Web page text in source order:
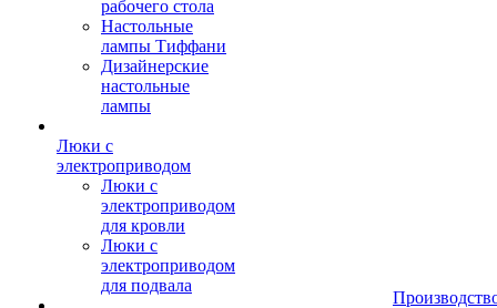
рабочего стола
Настольные
лампы Тиффани
Дизайнерские
настольные
лампы
Люки с
электроприводом
Люки с
электроприводом
для кровли
Люки с
электроприводом
для подвала